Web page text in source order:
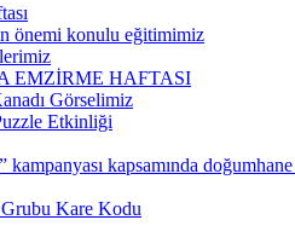
önemi konulu eğitimimiz
EMZİRME HAFTASI
Görselimiz
Etkinliği
kapsamında
Kare Kodu